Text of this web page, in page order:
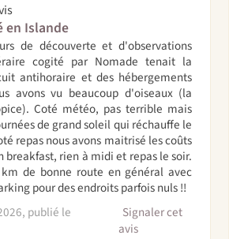
en Islande
de découverte et d'observations
cogité par Nomade tenait la
antihoraire et des hébergements
avons vu beaucoup d'oiseaux (la
Coté météo, pas terrible mais
de grand soleil qui réchauffe le
repas nous avons maitrisé les coûts
breakfast, rien à midi et repas le soir.
de bonne route en général avec
pour des endroits parfois nuls !!
publié le
Signaler cet
avis